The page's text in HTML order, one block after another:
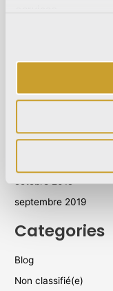
décembre 2020
juin 2020
septembre 2019
Categories
Blog
Non classifié(e)